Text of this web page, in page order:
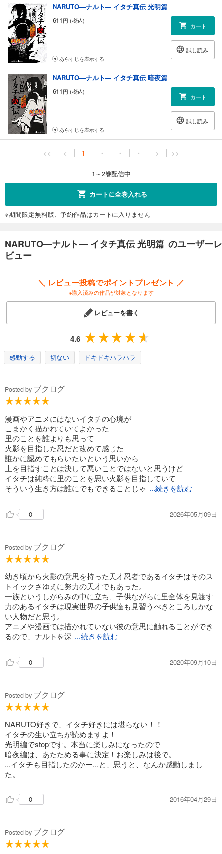
NARUTO―ナルト― イタチ真伝 光明篇
611円 (税込)
カート
試し読み
あらすじを表示する
NARUTO―ナルト― イタチ真伝 暗夜篇
611円 (税込)
カート
試し読み
あらすじを表示する
<< < 1 ・ ・ ・ > >>
1～2巻配信中
カートに全巻入れる
※期間限定無料版、予約作品はカートに入りません
NARUTO―ナルト― イタチ真伝 光明篇 のユーザーレ
ビュー
＼ レビュー投稿でポイントプレゼント ／
※購入済みの作品が対象となります
レビューを書く
4.6
感動する 切ない ドキドキハラハラ
Posted by ブクログ
漫画やアニメにはないイタチの心境が
こまかく描かれていてよかった
里のことを誰よりも思って
火影を目指した忍だと改めて感じた
誰かに認めてもらいたいという思いから
上を目指すことは決して悪いことではないと思うけど
イタチは純粋に里のことを思い火影を目指していて
そういう生き方は誰にでもできることじゃ ...続きを読む
0 2026年05月09日
Posted by ブクログ
幼き頃から火影の意思を持った天才忍者であるイタチはそのス
トイックさゆえに努力の天才でもあった。
一族というしがらみの中に立ち、子供ながらに里全体を見渡す
力のあるイタチは現実世界の子供達も見習うべきところしかな
い人物だと思う。
アニメや漫画では描かれていない彼の意思に触れることができ
るので、ナルトを深 ...続きを読む
0 2020年09月10日
Posted by ブクログ
NARUTO好きで、イタチ好きには堪らない！！
イタチの生い立ちが読めますよ！
光明編でstopです。本当に楽しみになったので
暗夜編は、あたためる事に決定！お楽しみは後で。
...イタチも目指したのかー...と、思うと、なんか感動しまし
た。
0 2016年04月29日
Posted by ブクログ